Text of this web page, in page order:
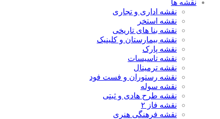
نقشه اداری و تجاری
نقشه استخر
نقشه بنا های تاریخی
نقشه بیمارستان و کلینیک
نقشه پارک
نقشه تاسیسات
نقشه ترمینال
نقشه رستوران و فست فود
نقشه سوله
نقشه طرح هادی و ثبتی
نقشه فاز ۲
نقشه فرهنگی هنری